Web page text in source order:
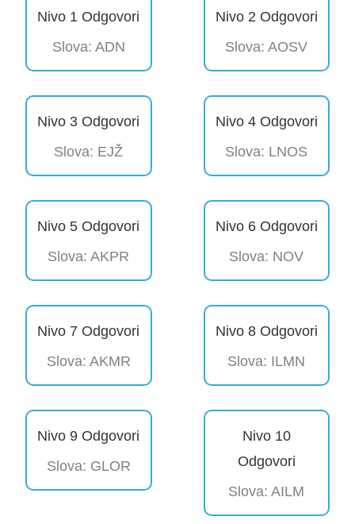
Nivo 1 Odgovori
Slova: ADN
Nivo 2 Odgovori
Slova: AOSV
Nivo 3 Odgovori
Slova: EJŽ
Nivo 4 Odgovori
Slova: LNOS
Nivo 5 Odgovori
Slova: AKPR
Nivo 6 Odgovori
Slova: NOV
Nivo 7 Odgovori
Slova: AKMR
Nivo 8 Odgovori
Slova: ILMN
Nivo 9 Odgovori
Slova: GLOR
Nivo 10
Odgovori
Slova: AILM